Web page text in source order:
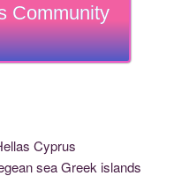
Community